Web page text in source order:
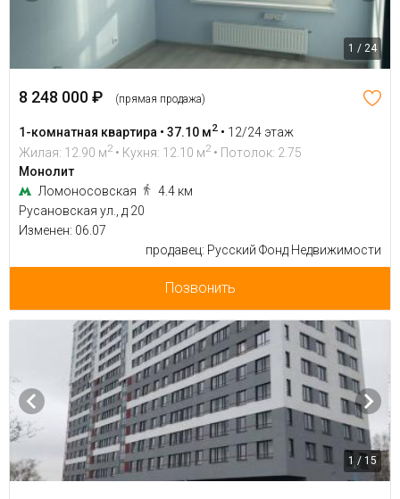
1 / 24
8 248 000 ₽ (прямая продажа)
1-комнатная квартира • 37.10 м2 • 12/24 этаж
Жилая: 12.90 м2 • Кухня: 12.10 м2 • Потолок: 2.75
Монолит
Ломоносовская
4.4 км
Русановская ул., д 20
Изменен: 06.07
продавец: Русский Фонд Недвижимости
Позвонить
1 / 15